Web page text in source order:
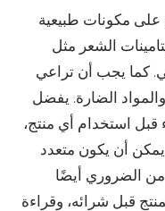
مكونات طبيعية
الشعر مثل
كما يجب أن تراعي
الضارة. يفضل
قبل استخدام أي منتج،
أن يكون متعدد
الضروري أيضًا
قبل شرائه، وقراءة